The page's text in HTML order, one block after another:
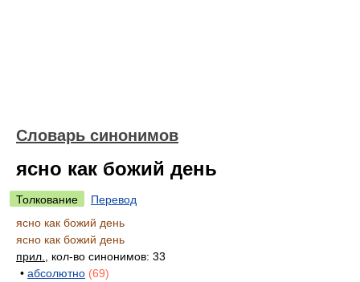
Словарь синонимов
ясно как божий день
Толкование
Перевод
ясно как божий день
ясно как божий день
прил.
, кол-во синонимов: 33
• абсолютно (69)